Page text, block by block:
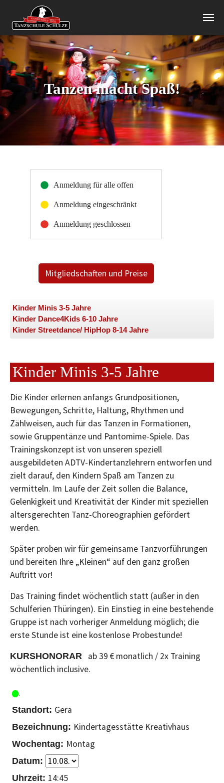
Zum Hauptinhalt springen
Tanzen macht Spaß!
Anmeldung für alle offen
Anmeldung eingeschränkt
Anmeldung geschlossen
Mitgliedschaften und Preise
Kinder Minis 3-5 Jahre
Kinder Dance4Kids 6-10 Jahre
Kinder Streetdance/ HipHop 8-14 Jahre
Kinder Minis 3-5 Jahre
Die Kinder erlernen anfangs Grundpositionen,
Bewegungen, Schritte, Haltung, Rhythmen und
Zählweisen, auch für das Tanzen in Formationen,
sowie Gruppentänze und Pantomime-Spiele. Das
Trainingskonzept ist von unseren speziell
ausgebildeten ADTV-Kindertanzlehrern entworfen und
zielt darauf, den Kindern Spaß am Tanzen zu
vermitteln. Im Laufe der Zeit sollen die Balance,
Gelenkigkeit und Kreativität der Kinder mit speziellen
altersgerechten Tanz-Choreographien gefördert
werden.
Später proben wir für gemeinsame Tanzvorführungen
und bereiten Ihre „Kleinen“ auf den ganz großen
Auftritt vor!
Das Training findet wöchentlich statt (außer in den
Schulferien Thüringen). Ein Einstieg in eine bestehende
Gruppe ist nach vorheriger Anmeldung möglich; die
erste Stunde ist eine kostenlose Probestunde!
KURSHONORAR ab 39 € monatlich / 2x Training
wöchentlich inclusive.
Gera
Kindertagesstätte Kreativhaus
Montag
14:45